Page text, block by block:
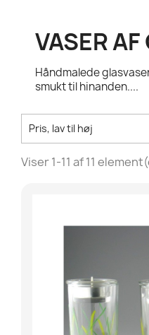
VASER AF
Håndmalede
smukt til hinanden....
Pris, lav til høj
Viser 1-11 af 11